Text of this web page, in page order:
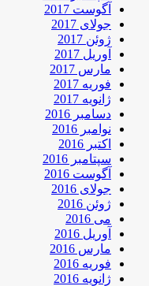
آگوست 2017
جولای 2017
ژوئن 2017
آوریل 2017
مارس 2017
فوریه 2017
ژانویه 2017
دسامبر 2016
نوامبر 2016
اکتبر 2016
سپتامبر 2016
آگوست 2016
جولای 2016
ژوئن 2016
می 2016
آوریل 2016
مارس 2016
فوریه 2016
ژانویه 2016